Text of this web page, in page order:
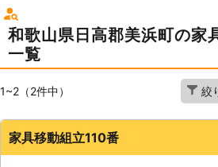
和歌山県日高郡美浜町の家
一覧
1~2（2件中） 絞
家具移動組立110番